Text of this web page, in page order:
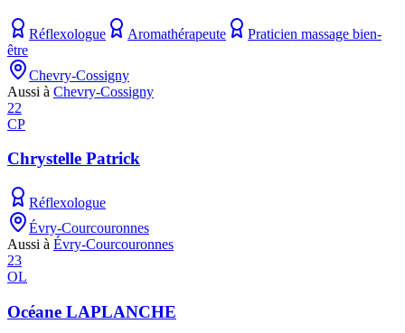
Réflexologue Aromathérapeute
Praticien massage bien-
être
Chevry-Cossigny
Aussi à Chevry-Cossigny
22
CP
Chrystelle Patrick
Réflexologue
Évry-Courcouronnes
Aussi à Évry-Courcouronnes
23
OL
Océane LAPLANCHE